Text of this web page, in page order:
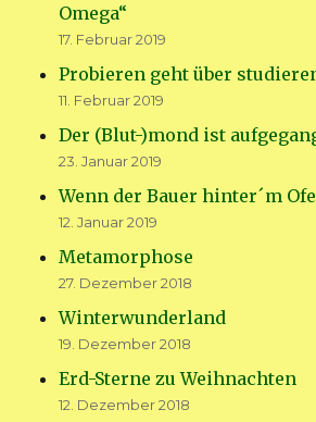
Omega“
17. Februar 2019
Probieren geht über
11. Februar 2019
Der (Blut-)mond ist
23. Januar 2019
Wenn der Bauer hinter´m
12. Januar 2019
Metamorphose
27. Dezember 2018
Winterwunderland
19. Dezember 2018
Erd-Sterne zu Weihnachten
12. Dezember 2018